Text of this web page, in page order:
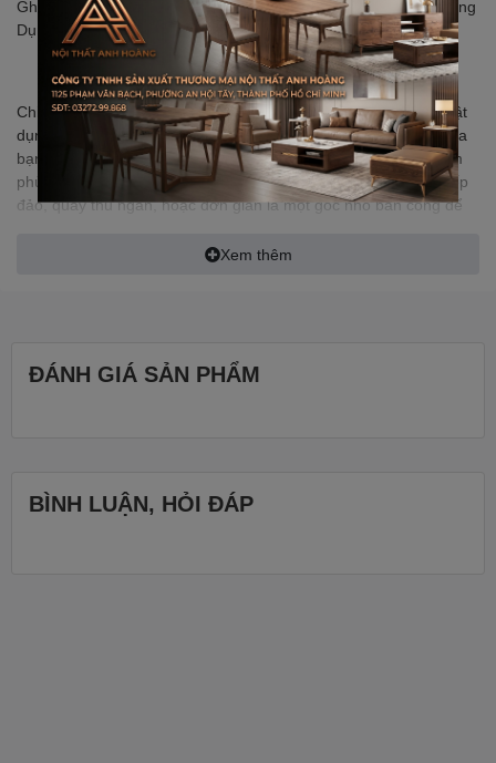
Ghế Quầy Bar Ban Công Cao 75cm – Tối Giản, Sang Trọng, Ứng
Dụng Linh Hoạt
Chiếc ghế bar cao 75cm từ Nội Thất Anh Hoàng không chỉ là vật
dụng nội thất – mà còn là điểm nhấn đắt giá cho không gian của
bạn. Với thiết kế thanh lịch, chắc chắn và dễ kết hợp, sản phẩm
phù hợp sử dụng trong quán cafe, studio chụp ảnh, khu vực bếp
đảo, quầy thu ngân, hoặc đơn giản là một góc nhỏ ban công để
- Loại cao 75cm – phù hợp bàn bar cao 100-110cm
Xem thêm
ĐÁNH GIÁ SẢN PHẨM
BÌNH LUẬN, HỎI ĐÁP